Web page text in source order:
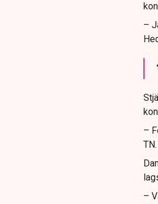
–
–
TN.
–